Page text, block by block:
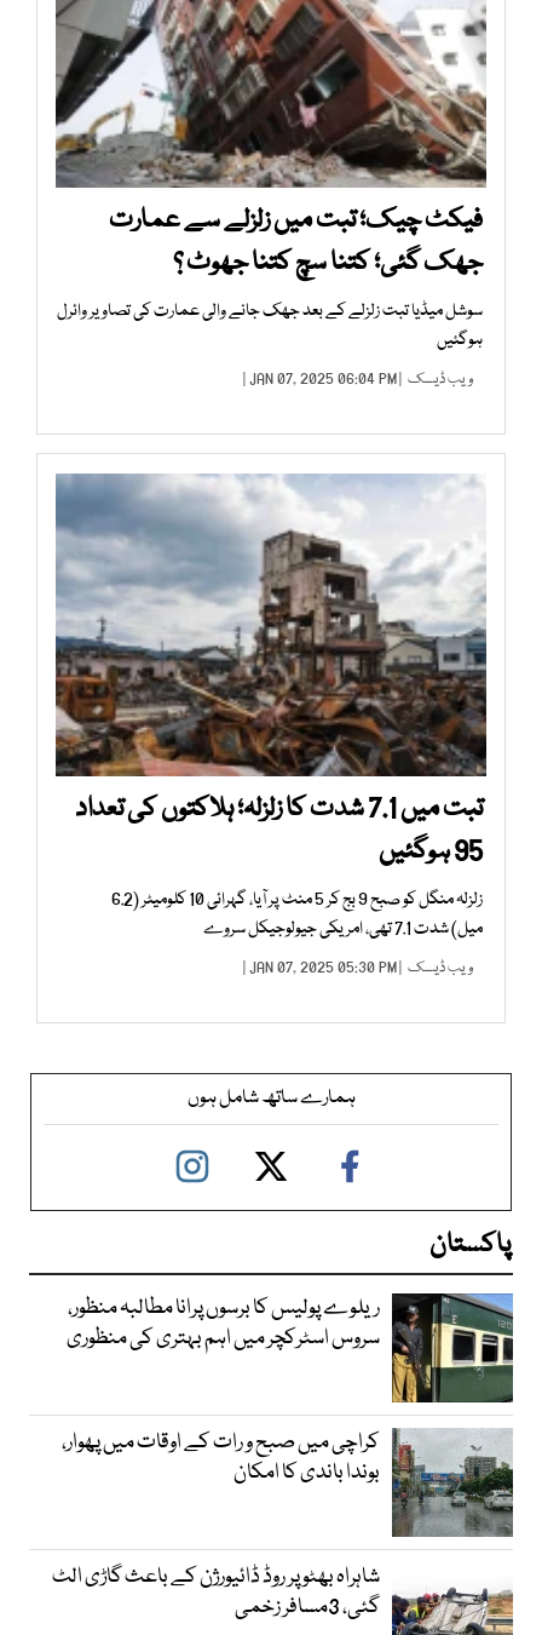
فیکٹ چیک؛ تبت میں زلزلے سے عمارت
جھک گئی؛ کتنا سچ کتنا جھوٹ ؟
سوشل میڈیا تبت زلزلے کے بعد جھک جانے والی عمارت کی تصاویر وائرل
ہوگئیں
ویب ڈیسک | JAN 07, 2025 06:04 PM |
تبت میں 7.1 شدت کا زلزلہ؛ ہلاکتوں کی تعداد
95 ہوگئیں
زلزلہ منگل کو صبح 9 بج کر 5 منٹ پر آیا، گہرائی 10 کلومیٹر (6.2
میل) شدت 7.1 تھی، امریکی جیولوجیکل سروے
ویب ڈیسک | JAN 07, 2025 05:30 PM |
ہمارے ساتھ شامل ہوں
پاکستان
ریلوے پولیس کا برسوں پرانا مطالبہ منظور،
سروس اسٹرکچر میں اہم بہتری کی منظوری
کراچی میں صبح و رات کے اوقات میں پھوار،
بوندا باندی کا امکان
شاہراہ بھٹو پر روڈ ڈائیورژن کے باعث گاڑی الٹ
گئی، 3مسافر زخمی